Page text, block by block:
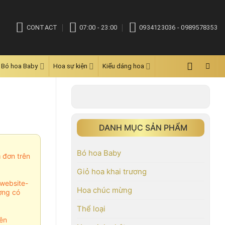
CONTACT 07:00 - 23:00 0934123036 - 0989578353
Bó hoa Baby Hoa sự kiện Kiểu dáng hoa
DANH MỤC SẢN PHẨM
Bó hoa Baby
Giỏ hoa khai trương
Hoa chúc mừng
Thể loại
đơn trên
có